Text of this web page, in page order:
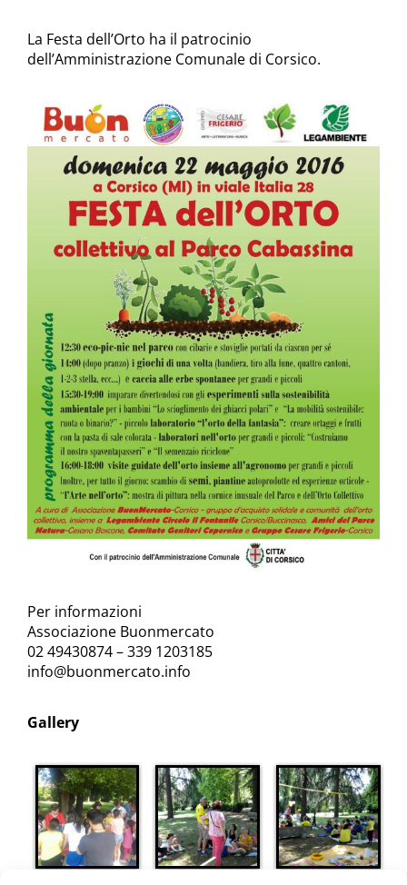
La Festa dell’Orto ha il patrocinio
dell’Amministrazione Comunale di Corsico.
Per informazioni
Associazione Buonmercato
02 49430874 – 339 1203185
info@buonmercato.info
Gallery